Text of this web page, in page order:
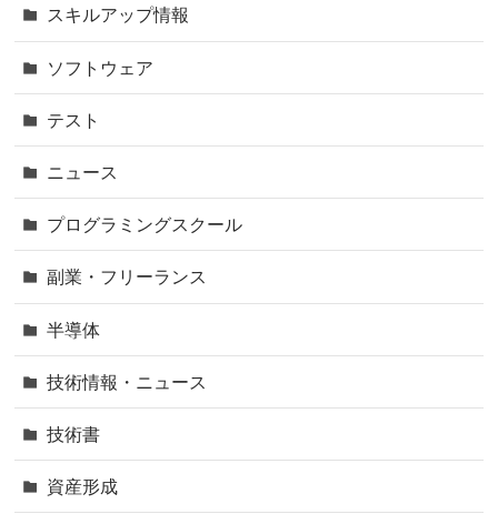
スキルアップ情報
ソフトウェア
テスト
ニュース
プログラミングスクール
副業・フリーランス
半導体
技術情報・ニュース
技術書
資産形成